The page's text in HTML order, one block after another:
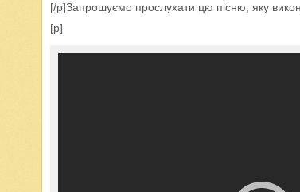
[/p]Запрошуємо прослухати цю пісню, яку
[p]